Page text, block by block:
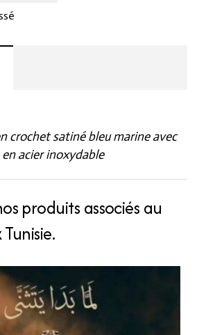
crochet satiné bleu marine avec
acier inoxydable
produits associés au